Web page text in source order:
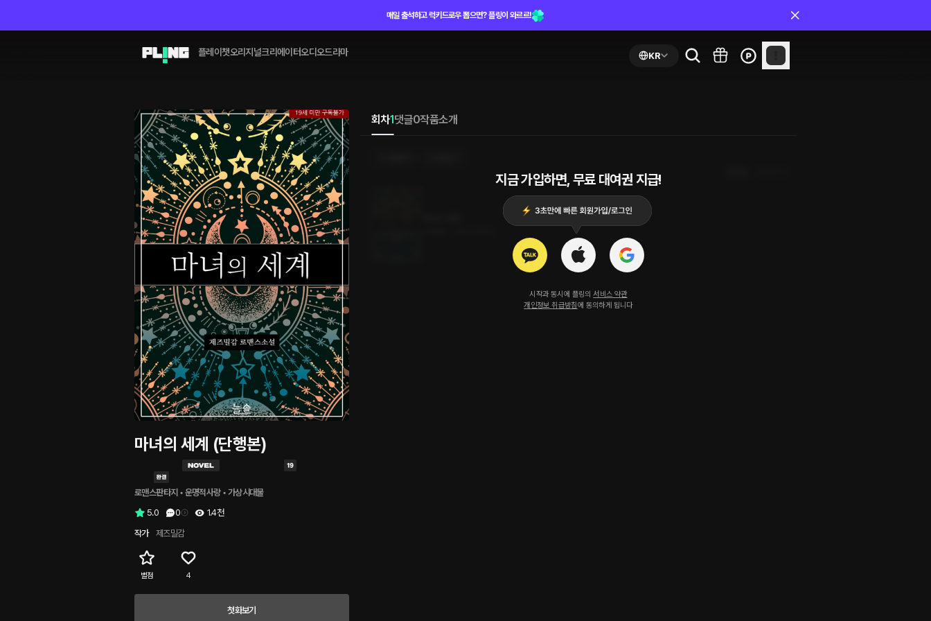
매일 출석하고 럭키드로우 뽑으면? 플링이 와르르!
플레이챗오리지널크리에이터오디오드라마 KR
마녀의 세계 (단행본)
로맨스판타지 • 운명적사랑 • 가상시대물
5.0
0
1.4천
작가
제즈밀감
별점 4
첫화보기
회차1댓글0작품소개
지금 가입하면, 무료 대여권 지급!
시작과 동시에 플링의 서비스 약관
개인정보 취급방침에 동의하게 됩니다